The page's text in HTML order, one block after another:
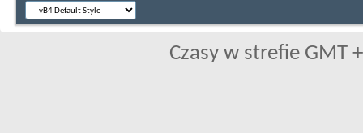
Czasy w strefie GMT